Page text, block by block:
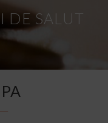
DE SALUT